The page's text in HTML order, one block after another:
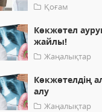
Қоғам
Көкжөтел
жайлы!
Жаңалықтар
​Көкжөтелдің
алу
Жаңалықтар